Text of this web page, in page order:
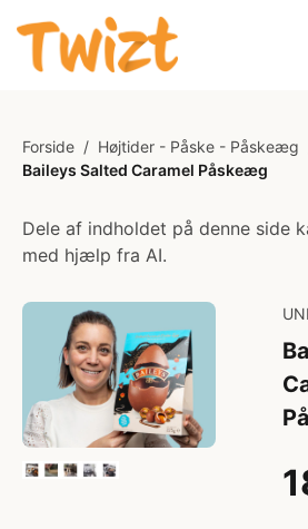
Forside / Højtider - Påske - Påskeæg
Baileys Salted Caramel Påskeæg
Dele af indholdet på denne side
med hjælp fra AI.